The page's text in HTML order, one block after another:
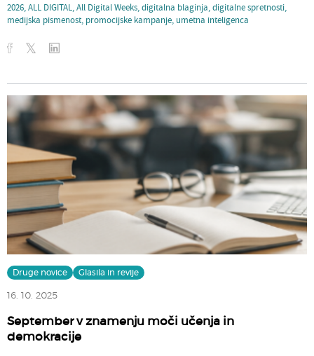
2026,ALL DIGITAL,All Digital Weeks,digitalna blaginja,digitalne spretnosti,
medijska pismenost, promocijske kampanje, umetna inteligenca
Druge novice Glasila in revije
16. 10. 2025
September v znamenju moči učenja in
demokracije